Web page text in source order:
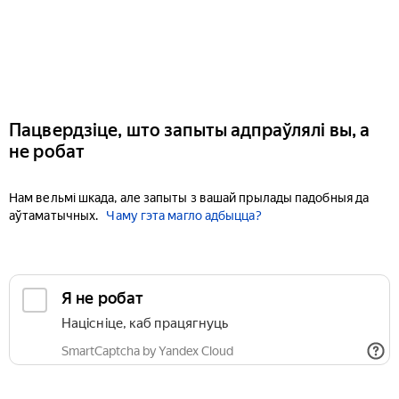
Пацвердзіце, што запыты адпраўлялі вы, а
не робат
Нам вельмі шкада, але запыты з вашай прылады падобныя да
аўтаматычных.
Чаму гэта магло адбыцца?
Я не робат
Націсніце, каб працягнуць
SmartCaptcha by Yandex Cloud